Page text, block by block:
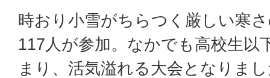
時おり小雪がちらつく厳しい寒
117人が参加。なかでも高校生以
まり、活気溢れる大会となりま